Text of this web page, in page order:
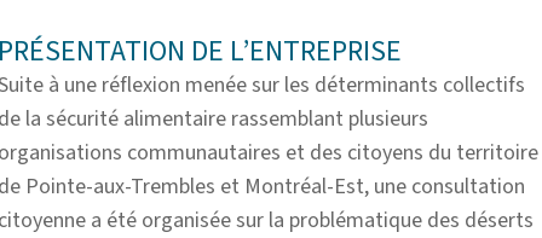
DE L’ENTREPRISE
à une réflexion menée sur les déterminants collectifs
la sécurité alimentaire rassemblant plusieurs
communautaires et des citoyens du territoire
Pointe-aux-Trembles et Montréal-Est, une consultation
a été organisée sur la problématique des déserts